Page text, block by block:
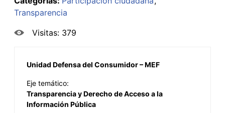
Transparencia
Visitas: 379
Unidad Defensa del Consumidor – MEF
Eje temático:
Transparencia y Derecho de Acceso a la
Información Pública